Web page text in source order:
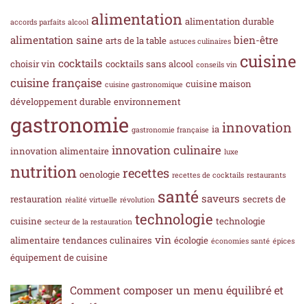
accords parfaits alcool alimentation alimentation durable
alimentation saine arts de la table astuces culinaires bien-être
choisir vin cocktails cocktails sans alcool conseils vin cuisine
cuisine française cuisine gastronomique cuisine maison
développement durable environnement
gastronomie gastronomie française ia innovation
innovation alimentaire innovation culinaire luxe
nutrition oenologie recettes recettes de cocktails restaurants
restauration réalité virtuelle révolution santé saveurs secrets de
cuisine secteur de la restauration technologie technologie
alimentaire tendances culinaires vin écologie économies santé épices
équipement de cuisine
Comment composer un menu équilibré et